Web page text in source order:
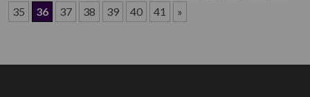
35
36 37 38 39 40 41 »